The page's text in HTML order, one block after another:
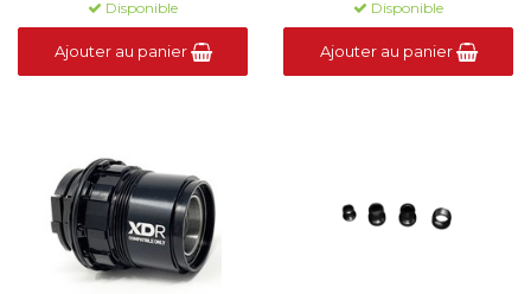
Disponible
Ajouter au panier
Disponible
Ajouter au panier